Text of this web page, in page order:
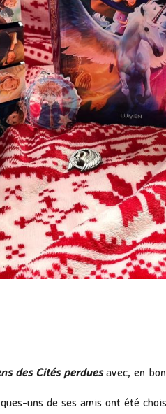
des Cités perduesavec, en
uns de ses amis ont été